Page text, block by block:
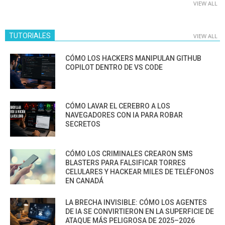
VIEW ALL
TUTORIALES VIEW ALL
CÓMO LOS HACKERS MANIPULAN GITHUB
COPILOT DENTRO DE VS CODE
CÓMO LAVAR EL CEREBRO A LOS
NAVEGADORES CON IA PARA ROBAR
SECRETOS
CÓMO LOS CRIMINALES CREARON SMS
BLASTERS PARA FALSIFICAR TORRES
CELULARES Y HACKEAR MILES DE TELÉFONOS
EN CANADÁ
LA BRECHA INVISIBLE: CÓMO LOS AGENTES
DE IA SE CONVIRTIERON EN LA SUPERFICIE DE
ATAQUE MÁS PELIGROSA DE 2025–2026